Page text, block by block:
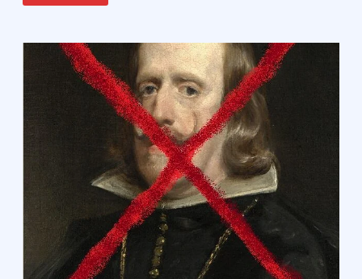
MADRID